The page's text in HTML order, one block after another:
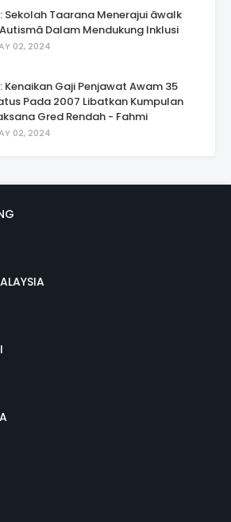
Sekolah Taarana Menerajui âwalk
Dalam Mendukung Inklusi
02, 2024
Kenaikan Gaji Penjawat Awam 35
Pada 2007 Libatkan Kumpulan
Gred Rendah - Fahmi
02, 2024